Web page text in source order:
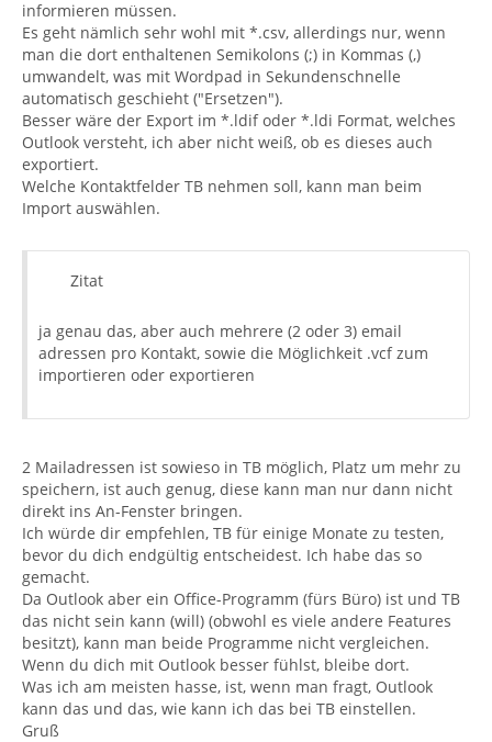
informieren müssen.
Es geht nämlich sehr wohl mit *.csv, allerdings nur, wenn
man die dort enthaltenen Semikolons (;) in Kommas (,)
umwandelt, was mit Wordpad in Sekundenschnelle
automatisch geschieht ("Ersetzen").
Besser wäre der Export im *.ldif oder *.ldi Format, welches
Outlook versteht, ich aber nicht weiß, ob es dieses auch
exportiert.
Welche Kontaktfelder TB nehmen soll, kann man beim
Import auswählen.
Zitat
ja genau das, aber auch mehrere (2 oder 3) email
adressen pro Kontakt, sowie die Möglichkeit .vcf zum
importieren oder exportieren
2 Mailadressen ist sowieso in TB möglich, Platz um mehr zu
speichern, ist auch genug, diese kann man nur dann nicht
direkt ins An-Fenster bringen.
Ich würde dir empfehlen, TB für einige Monate zu testen,
bevor du dich endgültig entscheidest. Ich habe das so
gemacht.
Da Outlook aber ein Office-Programm (fürs Büro) ist und TB
das nicht sein kann (will) (obwohl es viele andere Features
besitzt), kann man beide Programme nicht vergleichen.
Wenn du dich mit Outlook besser fühlst, bleibe dort.
Was ich am meisten hasse, ist, wenn man fragt, Outlook
kann das und das, wie kann ich das bei TB einstellen.
Gruß